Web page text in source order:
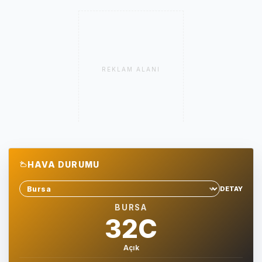
REKLAM ALANI
HAVA DURUMU
Sehir sec
DETAY
BURSA
32C
Açık